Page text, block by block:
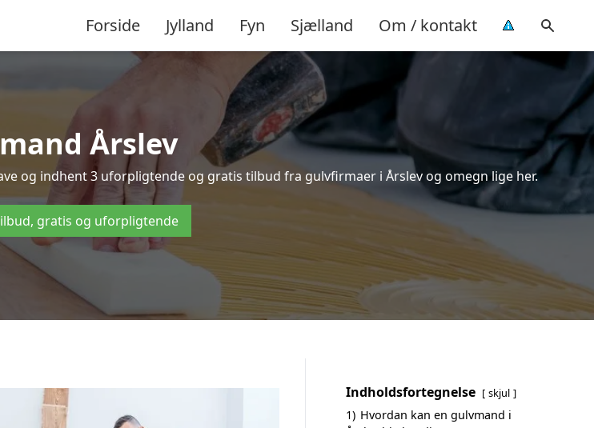
Forside Jylland Fyn Sjælland Om / kontakt
Årslev
og indhent 3 uforpligtende og gratis tilbud fra gulvfirmaer i Årslev og omegn lige her.
gratis og uforpligtende
Indholdsfortegnelse skjul
1) Hvordan kan en gulvmand i